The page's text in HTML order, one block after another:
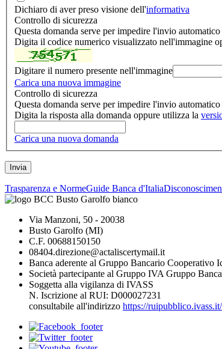
Dichiaro di aver preso visione dell'informativa
Controllo di sicurezza
Questa domanda serve per impedire l'invio automatico
Digita il codice numerico visualizzato nell'immagine
Digitare il numero presente nell'immagine
Carica una nuova immagine
Controllo di sicurezza
Questa domanda serve per impedire l'invio automatico
Digita la risposta alla domanda oppure utilizza la
Carica una nuova domanda
Trasparenza e NormeGuide Banca d'Italia
Via Manzoni, 50 - 20038
Busto Garolfo (MI)
C.F. 00688150150
08404.direzione@actaliscertymail.it
Banca aderente al Gruppo Bancario Cooperativo
Società partecipante al Gruppo IVA Gruppo
Soggetta alla vigilanza di IVASS
N. Iscrizione al RUI: D000027231
consultabile all'indirizzo https://